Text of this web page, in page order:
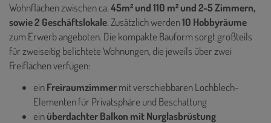
Wohnflächen zwischen ca.45m² und 110 m² und 2-5 Zimmern,
sowie 2 Geschäftslokale. Zusätzlich werden10 Hobbyräume
zum Erwerb angeboten. Die kompakte Bauform sorgt großteils
für zweiseitig belichtete Wohnungen, die jeweils über zwei
Freiflächen verfügen:
einFreiraumzimmermit verschiebbaren Lochblech-
Elementen für Privatsphäre und Beschattung
einüberdachter Balkon mit Nurglasbrüstung